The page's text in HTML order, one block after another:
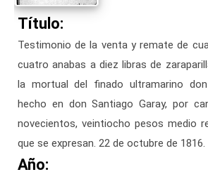
Título:
Testimonio de la venta y remate de
cuatro anabas a diez libras de
la mortual del finado ultramarino don
hecho en don Santiago Garay, por
novecientos, veintiocho pesos medio
que se expresan. 22 de octubre de 1816.
Año: